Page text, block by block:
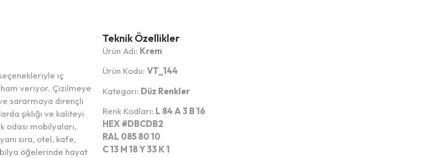
iç
veriyor. Çizilmeye
sararmaya dirençli
şıklığı ve kaliteyi
odası mobilyaları,
sıra, otel, kafe,
öğelerinde hayat
Teknik Özellikler
Ürün Adı: Krem
Ürün Kodu: VT_144
Kategori: Düz Renkler
Renk Kodları: L 84 A 3 B 16
HEX #DBCDB2
RAL 085 80 10
C 13 M 18 Y 33 K 1